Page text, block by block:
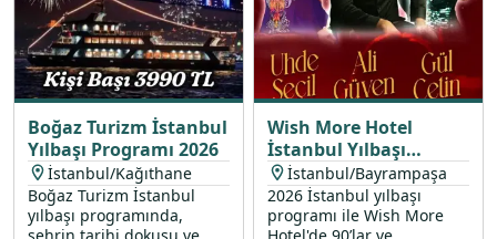
Boğaz Turizm İstanbul
Yılbaşı Programı 2026
İstanbul/Kağıthane
Boğaz Turizm İstanbul
yılbaşı programında,
şehrin tarihi dokusu ve
Wish More Hotel
İstanbul Yılbaşı
Programı 2026
İstanbul/Bayrampaşa
2026 İstanbul yılbaşı
programı ile Wish More
Hotel'de 90’lar ve